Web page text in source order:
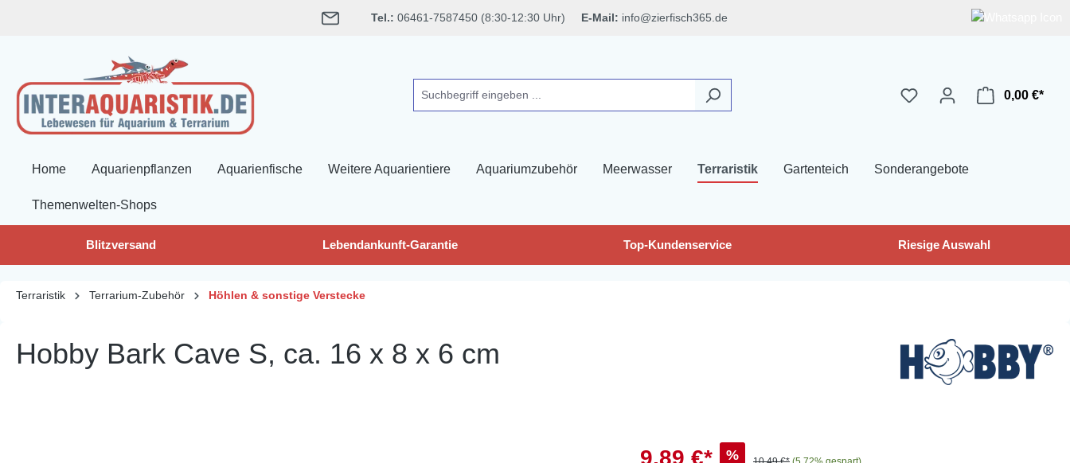
Tel.: 06461-7587450 (8:30-12:30 Uhr) E-Mail: info@zierfisch365.de
0,00 €*
Home Aquarienpflanzen Aquarienfische Weitere Aquarientiere Aquariumzubehör Meerwasser Terraristik Gartenteich Sonderangebote
Themenwelten-Shops
Blitzversand Lebendankunft-Garantie Top-Kundenservice Riesige Auswahl
Terraristik Terrarium-Zubehör Höhlen & sonstige Verstecke
Hobby Bark Cave S, ca. 16 x 8 x 6 cm
9,89 €* %